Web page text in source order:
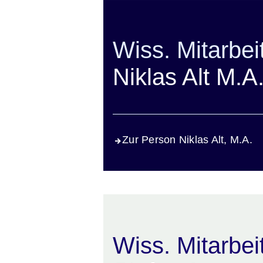
Wiss.
Niklas Alt M.A.
Zur Person Niklas Alt, M.A.
Wiss.